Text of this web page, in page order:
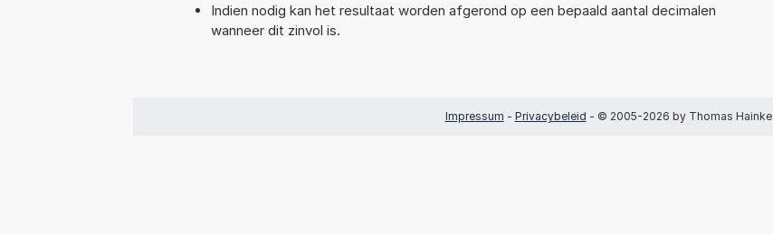
Indien nodig kan het resultaat worden afgerond op een bepaald aantal decimalen
wanneer dit zinvol is.
Impressum - Privacybeleid - © 2005-2026 by Thomas Hainke